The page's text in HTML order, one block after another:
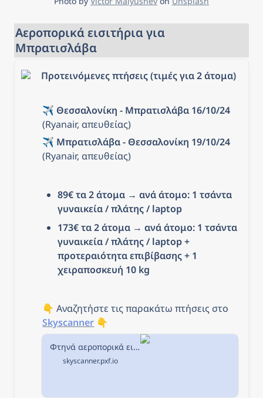
Αεροπορικά εισιτήρια για
Μπρατισλάβα
Προτεινόμενες πτήσεις (τιμές για 2 άτομα)
✈️ Θεσσαλονίκη - Μπρατισλάβα 16/10/24
(Ryanair, απευθείας)
✈️ Μπρατισλάβα - Θεσσαλονίκη 19/10/24
(Ryanair, απευθείας)
89€ τα 2 άτομα → ανά άτομο: 1 τσάντα
γυναικεία / πλάτης / laptop
173€ τα 2 άτομα → ανά άτομο: 1 τσάντα
γυναικεία / πλάτης / laptop +
προτεραιότητα επιβίβασης + 1
χειραποσκευή 10 kg
Skyscanner 👇
Φτηνά αεροπορικά εισιτήρια από Θεσσαλονίκη προς Μπρατισλάβα στην Skyscanner
skyscanner.pxf.io